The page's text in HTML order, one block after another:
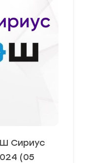
Сириус
(05